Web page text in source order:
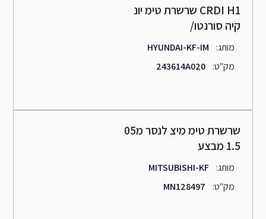
שרשרת טימ יונ CRDI H1
/קיה סורנטו
:מותג
HYUNDAI-KF-IM
:מק"ט
243614A020
שרשרת טימ מיצ לנסר מ05
1.5 מבצע
:מותג
MITSUBISHI-KF
:מק"ט
MN128497